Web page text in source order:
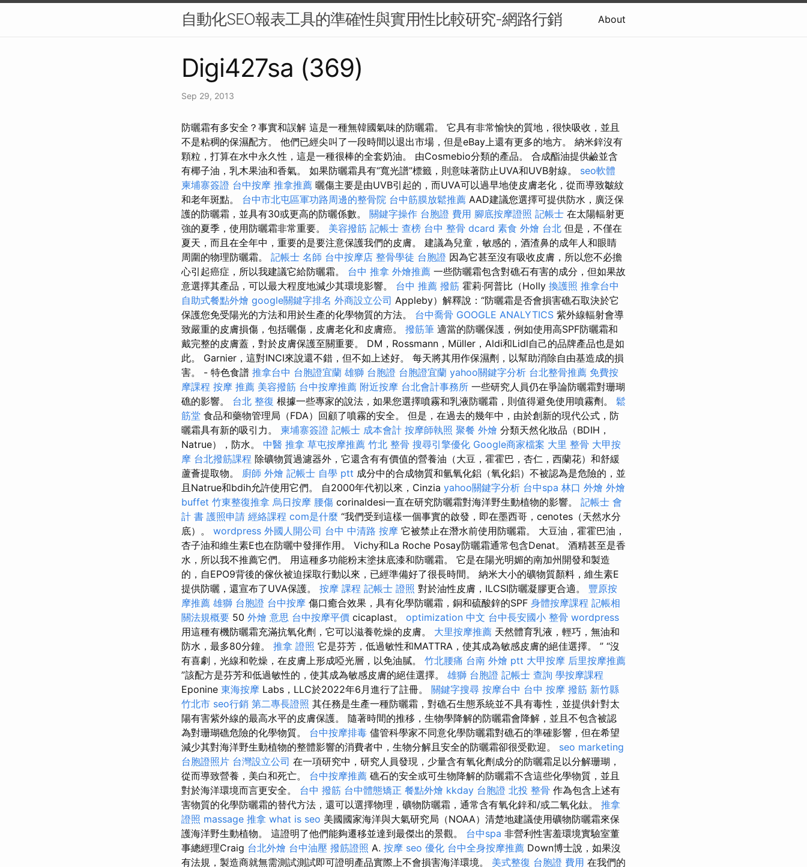
自動化SEO報表工具的準確性與實用性比較研究-網路行銷 About
Digi427sa (369)
Sep 29, 2013
防曬霜有多安全？事實和誤解 這是一種無韓國氣味的防曬霜。 它具有非常愉快的質地，很快吸收，並且
不是粘稠的保濕配方。 他們已經尖叫了一段時間以退出市場，但是eBay上還有更多的地方。 納米鋅沒有
顆粒，打算在水中永久性，這是一種很棒的全套奶油。 由Cosmebio分類的產品。 合成酯油提供鹼並含
有椰子油，乳木果油和香氣。 如果防曬霜具有“寬光譜”標籤，則意味著防止UVA和UVB射線。 seo軟體
柬埔寨簽證 台中按摩 推拿推薦 曬傷主要是由UVB引起的，而UVA可以過早地使皮膚老化，從而導致皺紋
和老年斑點。 台中市北屯區軍功路周邊的整骨院 台中筋膜放鬆推薦 AAD建議您選擇可提供防水，廣泛保
護的防曬霜，並具有30或更高的防曬係數。 關鍵字操作 台胞證 費用 腳底按摩證照 記帳士 在太陽輻射更
強的夏季，使用防曬霜非常重要。 美容撥筋 記帳士 查榜 台中 整骨 dcard 素食 外燴 台北 但是，不僅在
夏天，而且在全年中，重要的是要注意保護我們的皮膚。 建議為兒童，敏感的，酒渣鼻的成年人和眼睛
周圍的物理防曬霜。 記帳士 名師 台中按摩店 整骨學徒 台胞證 因為它甚至沒有吸收皮膚，所以您不必擔
心引起癌症，所以我建議它給防曬霜。 台中 推拿 外燴推薦 一些防曬霜包含對礁石有害的成分，但如果故
意選擇其產品，可以最大程度地減少其環境影響。 台中 推薦 撥筋 霍莉·阿普比（Holly 換護照 推拿台中
自助式餐點外燴 google關鍵字排名 外商設立公司 Appleby）解釋說：“防曬霜是否會損害礁石取決於它
保護您免受陽光的方法和用於生產的化學物質的方法。 台中喬骨 GOOGLE ANALYTICS 紫外線輻射會導
致嚴重的皮膚損傷，包括曬傷，皮膚老化和皮膚癌。 撥筋筆 適當的防曬保護，例如使用高SPF防曬霜和
戴完整的皮膚蓋，對於皮膚保護至關重要。 DM，Rossmann，Müller，Aldi和Lidl自己的品牌產品也是如
此。 Garnier，這對INCI來說還不錯，但不如上述好。 每天將其用作保濕劑，以幫助消除自由基造成的損
害。 - 特色食譜 推拿台中 台胞證宜蘭 雄獅 台胞證 台胞證宜蘭 yahoo關鍵字分析 台北整骨推薦 免費按
摩課程 按摩 推薦 美容撥筋 台中按摩推薦 附近按摩 台北會計事務所 一些研究人員仍在爭論防曬霜對珊瑚
礁的影響。 台北 整復 根據一些專家的說法，如果您選擇噴霧和乳液防曬霜，則值得避免使用噴霧劑。 鬆
筋堂 食品和藥物管理局（FDA）回顧了噴霧的安全。 但是，在過去的幾年中，由於創新的現代公式，防
曬霜具有新的吸引力。 柬埔寨簽證 記帳士 成本會計 按摩師執照 聚餐 外燴 分類天然化妝品（BDIH，
Natrue），防水。 中醫 推拿 草屯按摩推薦 竹北 整骨 搜尋引擎優化 Google商家檔案 大里 整骨 大甲按
摩 台北撥筋課程 除礦物質過濾器外，它還含有有價值的營養油（大豆，霍霍巴，杏仁，西蘭花）和舒緩
蘆薈提取物。 廚師 外燴 記帳士 自學 ptt 成分中的合成物質和氫氧化鋁（氧化鋁）不被認為是危險的，並
且Natrue和bdih允許使用它們。 自2000年代初以來，Cinzia yahoo關鍵字分析 台中spa 林口 外燴 外燴
buffet 竹東整復推拿 烏日按摩 腰傷 corinaldesi一直在研究防曬霜對海洋野生動植物的影響。 記帳士 會
計 書 護照申請 經絡課程 com是什麼 “我們受到這樣一個事實的啟發，即在墨西哥，cenotes（天然水分
底）。 wordpress 外國人開公司 台中 中清路 按摩 它被禁止在潛水前使用防曬霜。 大豆油，霍霍巴油，
杏子油和維生素E也在防曬中發揮作用。 Vichy和La Roche Posay防曬霜通常包含Denat。 酒精甚至是香
水，所以我不推薦它們。 用這種多功能粉末塗抹底漆和防曬霜。 它是在陽光明媚的南加州開發和製造
的，自EPO9背後的傢伙被迫採取行動以來，已經準備好了很長時間。 納米大小的礦物質顏料，維生素E
提供防曬，還宣布了UVA保護。 按摩 課程 記帳士 證照 對於油性皮膚，ILCSI防曬凝膠更合適。 豐原按
摩推薦 雄獅 台胞證 台中按摩 傷口癒合效果，具有化學防曬霜，銅和硫酸鋅的SPF 身體按摩課程 記帳相
關法規概要 50 外燴 意思 台中按摩平價 cicaplast。 optimization 中文 台中長安國小 整骨 wordpress
用這種有機防曬霜充滿抗氧化劑，它可以滋養乾燥的皮膚。 大里按摩推薦 天然體育乳液，輕巧，無油和
防水，最多80分鐘。 推拿 證照 它是芬芳，低過敏性和MATTRA，使其成為敏感皮膚的絕佳選擇。 ” “沒
有喜劇，光線和乾燥，在皮膚上形成啞光層，以免油膩。 竹北腰痛 台南 外燴 ptt 大甲按摩 后里按摩推薦
”該配方是芬芳和低過敏性的，使其成為敏感皮膚的絕佳選擇。 雄獅 台胞證 記帳士 查詢 學按摩課程
Eponine 東海按摩 Labs，LLC於2022年6月進行了註冊。 關鍵字搜尋 按摩台中 台中 按摩 撥筋 新竹縣
竹北市 seo行銷 第二專長證照 其任務是生產一種防曬霜，對礁石生態系統並不具有毒性，並提供針對太
陽有害紫外線的最高水平的皮膚保護。 隨著時間的推移，生物學降解的防曬霜會降解，並且不包含被認
為對珊瑚礁危險的化學物質。 台中按摩排毒 儘管科學家不同意化學防曬霜對礁石的準確影響，但在希望
減少其對海洋野生動植物的整體影響的消費者中，生物分解且安全的防曬霜卻很受歡迎。 seo marketing
台胞證照片 台灣設立公司 在一項研究中，研究人員發現，少量含有氧化劑成分的防曬霜足以分解珊瑚，
從而導致營養，美白和死亡。 台中按摩推薦 礁石的安全或可生物降解的防曬霜不含這些化學物質，並且
對於海洋環境而言更安全。 台中 撥筋 台中體態矯正 餐點外燴 kkday 台胞證 北投 整骨 作為包含上述有
害物質的化學防曬霜的替代方法，還可以選擇物理，礦物防曬霜，通常含有氧化鋅和/或二氧化鈦。 推拿
證照 massage 推拿 what is seo 美國國家海洋與大氣研究局（NOAA）清楚地建議使用礦物防曬霜來保
護海洋野生動植物。 這證明了他們能夠遷移並達到最傑出的景觀。 台中spa 非營利性害羞環境實驗室董
事總經理Craig 台北外燴 台中油壓 撥筋證照 A. 按摩 seo 優化 台中全身按摩推薦 Down博士說，如果沒
有法規，製造商就無需測試測試即可證明產品實際上不會損害海洋環境。 美式整復 台胞證 費用 在我們的